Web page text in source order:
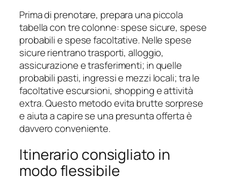
Prima di prenotare, prepara una piccola
tabella con tre colonne: spese sicure, spese
probabili e spese facoltative. Nelle spese
sicure rientrano trasporti, alloggio,
assicurazione e trasferimenti; in quelle
probabili pasti, ingressi e mezzi locali; tra le
facoltative escursioni, shopping e attività
extra. Questo metodo evita brutte sorprese
e aiuta a capire se una presunta offerta è
davvero conveniente.
Itinerario consigliato in
modo flessibile